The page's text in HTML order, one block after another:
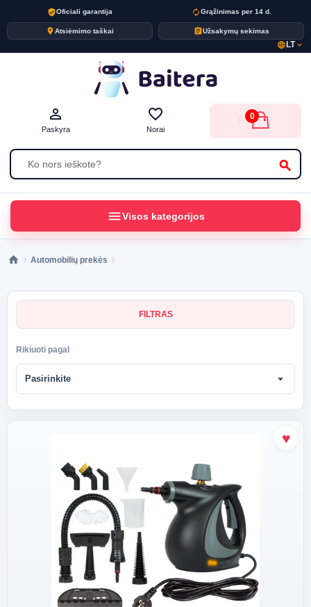
verified_userOficiali garantija autorenewGrąžinimas per 14 d.
placeAtsiėmimo taškai assignmentUžsakymų sekimas
language LTexpand_more
search
person_outline
Paskyra
favorite_border
Norai
0
menuVisos kategorijos
Automobilių prekės
FILTRAS
Rikiuoti pagal
Pasirinkite arrow_drop_down